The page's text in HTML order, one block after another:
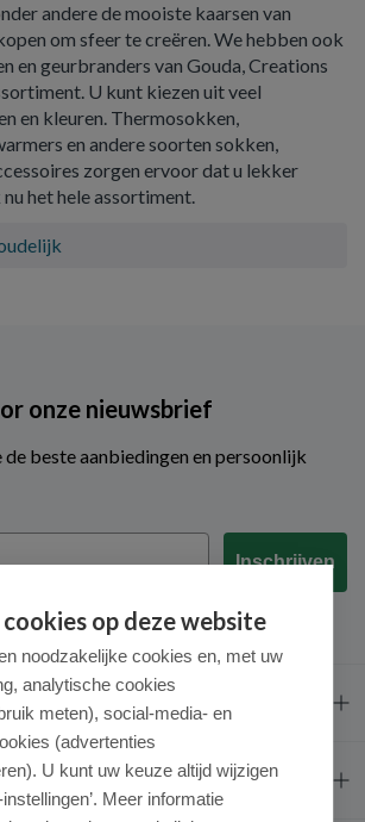
andere de mooiste kaarsen van
om sfeer te creëren. We hebben ook
en geurbranders van Gouda, Creations
U kunt kiezen uit veel
en kleuren. Thermosokken,
en andere soorten sokken,
zorgen ervoor dat u lekker
het hele assortiment.
onze nieuwsbrief
beste aanbiedingen en persoonlijk
Inschrijven
op deze website
noodzakelijke cookies en, met uw
analytische cookies
meten), social-media- en
(advertenties
U kunt uw keuze altijd wijzigen
Meer informatie